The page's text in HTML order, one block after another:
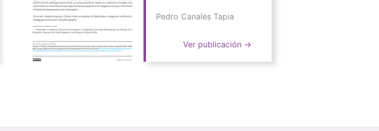
Pedro Canales Tapia
Ver publicación →